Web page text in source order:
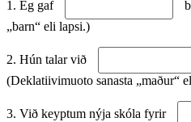
1. Ég gaf
„barn“ eli lapsi.)
2. Hún talar við
(Deklatiivimuoto sanasta „maður“
3. Við keyptum nýja skóla fyrir